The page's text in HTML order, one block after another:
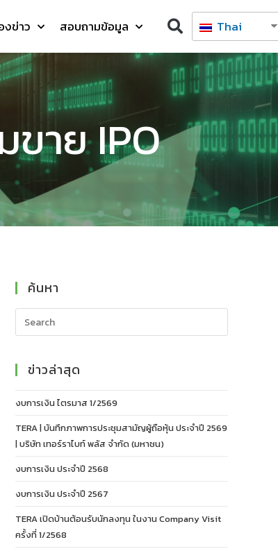
งข่าว สอบถามข้อมูล Thai
าย IPO
ค้นหา
ข่าวล่าสุด
งบการเงิน ไตรมาส 1/2569
TERA | บันทึกภาพการประชุมสามัญผู้ถือหุ้น ประจำปี 2569
| บริษัท เทอร์ราไบท์ พลัส จำกัด (มหาชน)
งบการเงิน ประจำปี 2568
งบการเงิน ประจำปี 2567
TERA เปิดบ้านต้อนรับนักลงทุน ในงาน Company Visit
ครั้งที่ 1/2568